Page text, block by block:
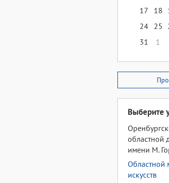
17
18
24 25
31
1
Выберите
областной
имени М.
Областной
искусств